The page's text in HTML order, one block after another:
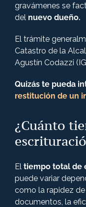
gravámenes se
del nuevo dueño.
El trámite
Catastro de la
Agustín Codazzi
Quizás te pueda
restitución de un
¿Cuánto
El tiempo total de
puede variar
como la rapidez
documentos, la